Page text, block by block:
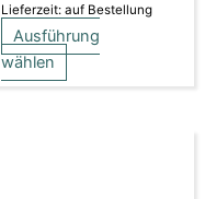
Lieferzeit: auf Bestellung
Ausführung
wählen